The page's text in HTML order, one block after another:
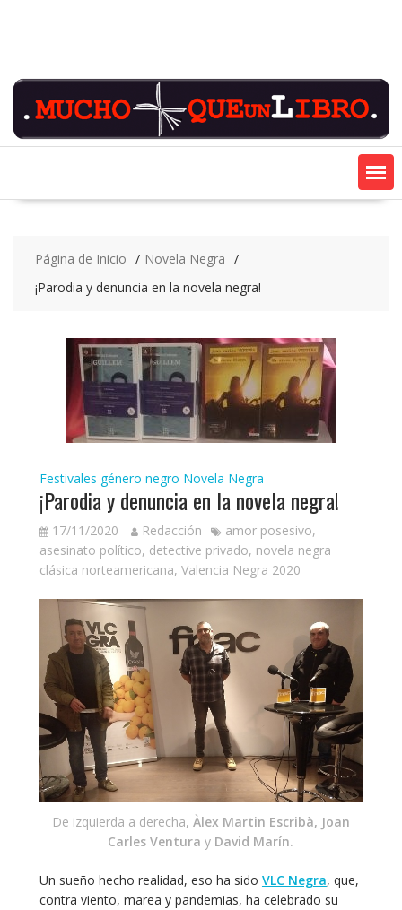
Página de Inicio
Novela Negra
¡Parodia y denuncia en la novela negra!
Festivales género negro Novela Negra
¡Parodia y denuncia en la novela negra!
17/11/2020 Redacción amor posesivo,
asesinato político, detective privado, novela negra
clásica norteamericana, Valencia Negra 2020
De izquierda a derecha, Àlex Martin Escribà, Joan
Carles Ventura y David Marín.
Un sueño hecho realidad, eso ha sido VLC Negra, que,
contra viento, marea y pandemias, ha celebrado su